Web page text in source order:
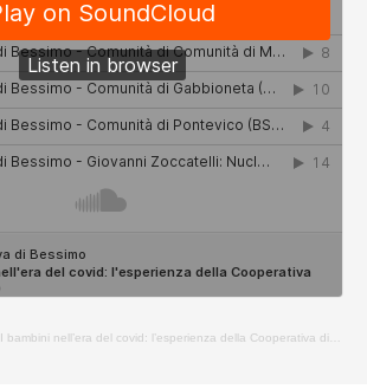
I bambini nell’era del covid: l’esperienza della Cooperativa di Bessimo